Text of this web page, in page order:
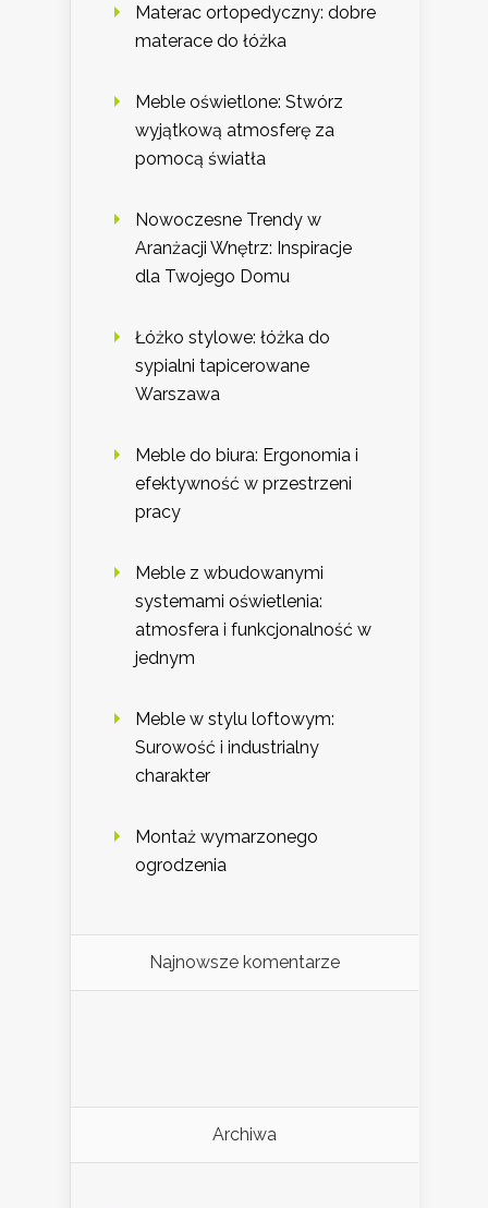
Materac ortopedyczny: dobre
materace do łóżka
Meble oświetlone: Stwórz
wyjątkową atmosferę za
pomocą światła
Nowoczesne Trendy w
Aranżacji Wnętrz: Inspiracje
dla Twojego Domu
Łóżko stylowe: łóżka do
sypialni tapicerowane
Warszawa
Meble do biura: Ergonomia i
efektywność w przestrzeni
pracy
Meble z wbudowanymi
systemami oświetlenia:
atmosfera i funkcjonalność w
jednym
Meble w stylu loftowym:
Surowość i industrialny
charakter
Montaż wymarzonego
ogrodzenia
Najnowsze komentarze
Archiwa